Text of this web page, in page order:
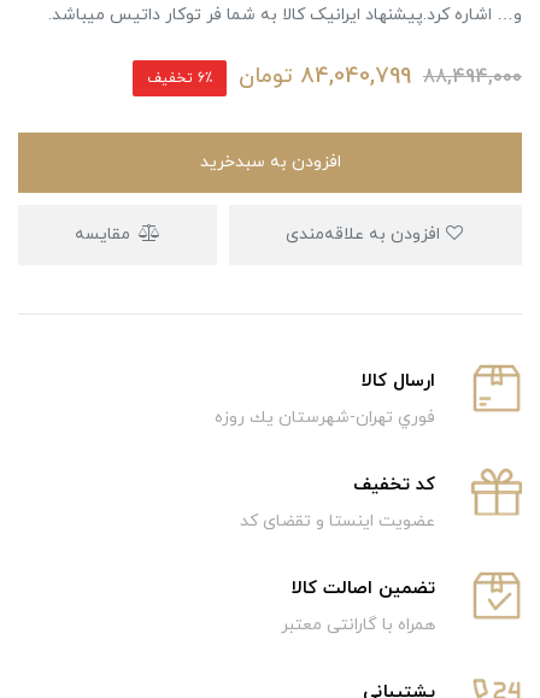
و… اشاره کرد.پیشنهاد ایرانیک کالا به شما فر توکار داتیس میباشد.
88,494,000
84,040,799 تومان 6٪ تخفیف
افزودن به سبدخرید
مقایسه
ارسال كالا
فوري تهران-شهرستان يك روزه
كد تخفيف
عضویت اینستا و تقضای کد
تضمین اصالت کالا
همراه با گارانتی معتبر
پشتیبانی